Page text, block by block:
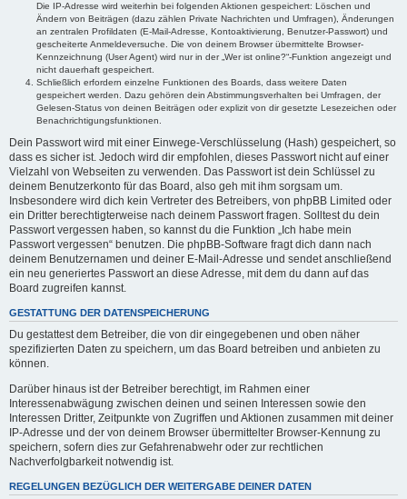
Die IP-Adresse wird weiterhin bei folgenden Aktionen gespeichert: Löschen und
Ändern von Beiträgen (dazu zählen Private Nachrichten und Umfragen), Änderungen
an zentralen Profildaten (E-Mail-Adresse, Kontoaktivierung, Benutzer-Passwort) und
gescheiterte Anmeldeversuche. Die von deinem Browser übermittelte Browser-
Kennzeichnung (User Agent) wird nur in der „Wer ist online?“-Funktion angezeigt und
nicht dauerhaft gespeichert.
Schließlich erfordern einzelne Funktionen des Boards, dass weitere Daten
gespeichert werden. Dazu gehören dein Abstimmungsverhalten bei Umfragen, der
Gelesen-Status von deinen Beiträgen oder explizit von dir gesetzte Lesezeichen oder
Benachrichtigungsfunktionen.
Dein Passwort wird mit einer Einwege-Verschlüsselung (Hash) gespeichert, so
dass es sicher ist. Jedoch wird dir empfohlen, dieses Passwort nicht auf einer
Vielzahl von Webseiten zu verwenden. Das Passwort ist dein Schlüssel zu
deinem Benutzerkonto für das Board, also geh mit ihm sorgsam um.
Insbesondere wird dich kein Vertreter des Betreibers, von phpBB Limited oder
ein Dritter berechtigterweise nach deinem Passwort fragen. Solltest du dein
Passwort vergessen haben, so kannst du die Funktion „Ich habe mein
Passwort vergessen“ benutzen. Die phpBB-Software fragt dich dann nach
deinem Benutzernamen und deiner E-Mail-Adresse und sendet anschließend
ein neu generiertes Passwort an diese Adresse, mit dem du dann auf das
Board zugreifen kannst.
GESTATTUNG DER DATENSPEICHERUNG
Du gestattest dem Betreiber, die von dir eingegebenen und oben näher
spezifizierten Daten zu speichern, um das Board betreiben und anbieten zu
können.
Darüber hinaus ist der Betreiber berechtigt, im Rahmen einer
Interessenabwägung zwischen deinen und seinen Interessen sowie den
Interessen Dritter, Zeitpunkte von Zugriffen und Aktionen zusammen mit deiner
IP-Adresse und der von deinem Browser übermittelter Browser-Kennung zu
speichern, sofern dies zur Gefahrenabwehr oder zur rechtlichen
Nachverfolgbarkeit notwendig ist.
REGELUNGEN BEZÜGLICH DER WEITERGABE DEINER DATEN